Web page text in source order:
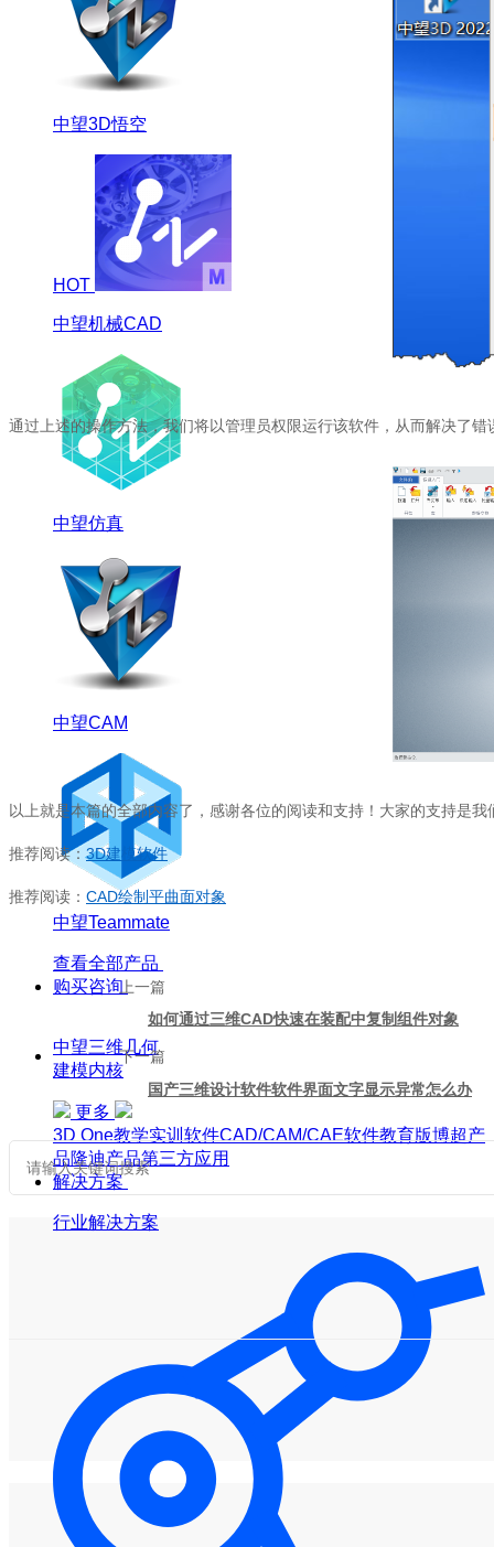
中望3D悟空
HOT
中望机械CAD
中望仿真
中望CAM
中望Teammate
查看全部产品
购买咨询
中望三维几何
建模内核
更多
3D One教学实训软件CAD/CAM/CAE软件教育版博超产
品隆迪产品第三方应用
解决方案
行业解决方案
通过上述的操作方法，我们将以管理员权限运行该软件，从而解决了
以上就是本篇的全部内容了，感谢各位的阅读和支持！大家的支持是
推荐阅读：3D建模软件
推荐阅读： CAD绘制平曲面对象
上一篇
如何通过三维CAD快速在装配中复制组件对象
下一篇
国产三维设计软件软件界面文字显示异常怎么办